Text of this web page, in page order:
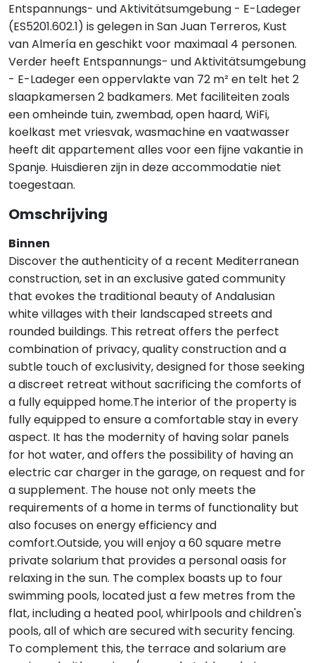
Entspannungs- und Aktivitätsumgebung - E-Ladeger
(ES5201.602.1) is gelegen in San Juan Terreros, Kust
van Almería en geschikt voor maximaal 4 personen.
Verder heeft Entspannungs- und Aktivitätsumgebung
- E-Ladeger een oppervlakte van 72 m² en telt het 2
slaapkamersen 2 badkamers. Met faciliteiten zoals
een omheinde tuin, zwembad, open haard, WiFi,
koelkast met vriesvak, wasmachine en vaatwasser
heeft dit appartement alles voor een fijne vakantie in
Spanje. Huisdieren zijn in deze accommodatie niet
toegestaan.
Omschrijving
Binnen
Discover the authenticity of a recent Mediterranean
construction, set in an exclusive gated community
that evokes the traditional beauty of Andalusian
white villages with their landscaped streets and
rounded buildings. This retreat offers the perfect
combination of privacy, quality construction and a
subtle touch of exclusivity, designed for those seeking
a discreet retreat without sacrificing the comforts of
a fully equipped home.The interior of the property is
fully equipped to ensure a comfortable stay in every
aspect. It has the modernity of having solar panels
for hot water, and offers the possibility of having an
electric car charger in the garage, on request and for
a supplement. The house not only meets the
requirements of a home in terms of functionality but
also focuses on energy efficiency and
comfort.Outside, you will enjoy a 60 square metre
private solarium that provides a personal oasis for
relaxing in the sun. The complex boasts up to four
swimming pools, located just a few metres from the
flat, including a heated pool, whirlpools and children's
pools, all of which are secured with security fencing.
To complement this, the terrace and solarium are